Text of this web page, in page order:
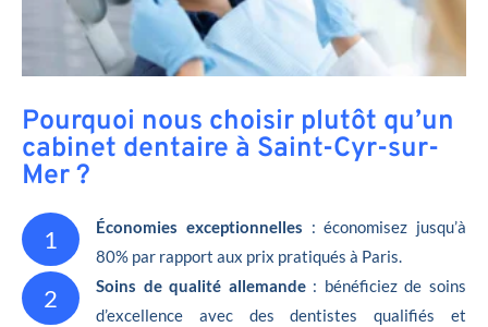
Pourquoi nous choisir plutôt qu’un
cabinet dentaire à Saint-Cyr-sur-
Mer ?
1 Économies exceptionnelles : économisez jusqu’à
80% par rapport aux prix pratiqués à Paris.
2 Soins de qualité allemande: bénéficiez de soins
d’excellence avec des dentistes qualifiés et